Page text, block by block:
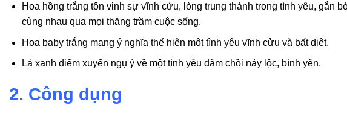
Hoa hồng trắng tôn vinh sự vĩnh cửu, lòng trung thành trong tình yêu, gắn
cùng nhau qua mọi thăng trầm cuộc sống.
Hoa baby trắng mang ý nghĩa thể hiện một tình yêu vĩnh cửu và bất diệt.
Lá xanh điểm xuyến ngụ ý về một tình yêu đâm chồi nảy lộc, bình yên.
2. Công dụng